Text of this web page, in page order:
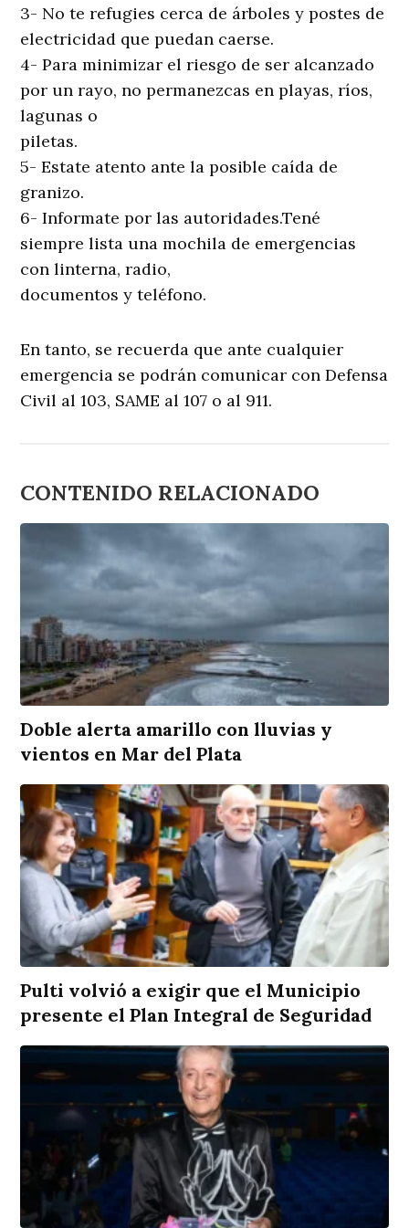
3- No te refugies cerca de árboles y postes de
electricidad que puedan caerse.
4- Para minimizar el riesgo de ser alcanzado
por un rayo, no permanezcas en playas, ríos,
lagunas o
piletas.
5- Estate atento ante la posible caída de
granizo.
6- Informate por las autoridades.Tené
siempre lista una mochila de emergencias
con linterna, radio,
documentos y teléfono.
En tanto, se recuerda que ante cualquier
emergencia se podrán comunicar con Defensa
Civil al 103, SAME al 107 o al 911.
CONTENIDO RELACIONADO
Doble alerta amarillo con lluvias y
vientos en Mar del Plata
Pulti volvió a exigir que el Municipio
presente el Plan Integral de Seguridad